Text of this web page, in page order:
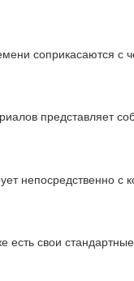
соприкасаются с
представляет
непосредственно с
есть свои